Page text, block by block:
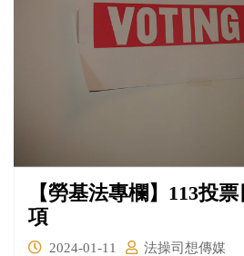
【勞基法專欄】113投
項
2024-01-11
法操司想傳媒